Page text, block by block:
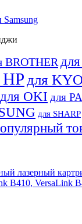
BROTHER
HP для
для OKI для
для SHARP
лазерный
B410, VersaLink